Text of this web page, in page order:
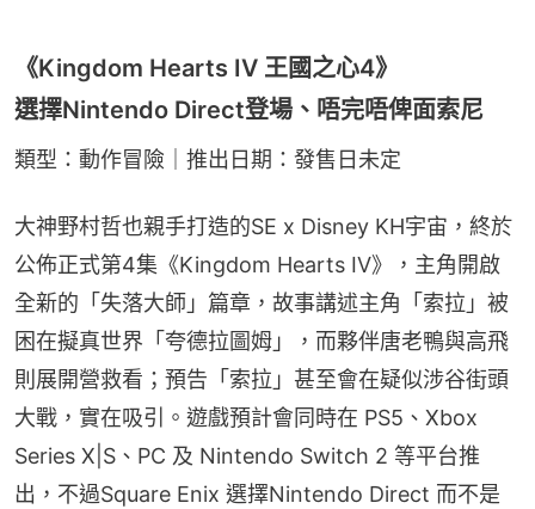
《Kingdom Hearts IV 王國之心4》
選擇Nintendo Direct登場、唔完唔俾面索尼
類型：動作冒險｜推出日期：發售日未定
大神野村哲也親手打造的SE x Disney KH宇宙，終於
公佈正式第4集《Kingdom Hearts IV》，主角開啟
全新的「失落大師」篇章，故事講述主角「索拉」被
困在擬真世界「夸德拉圖姆」，而夥伴唐老鴨與高飛
則展開營救看；預告「索拉」甚至會在疑似涉谷街頭
大戰，實在吸引。遊戲預計會同時在 PS5、Xbox
Series X|S、PC 及 Nintendo Switch 2 等平台推
出，不過Square Enix 選擇Nintendo Direct 而不是